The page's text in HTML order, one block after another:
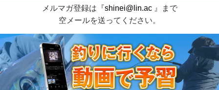
メルマガ登録は『shinei@lin.ac』まで
空メールを送ってください。